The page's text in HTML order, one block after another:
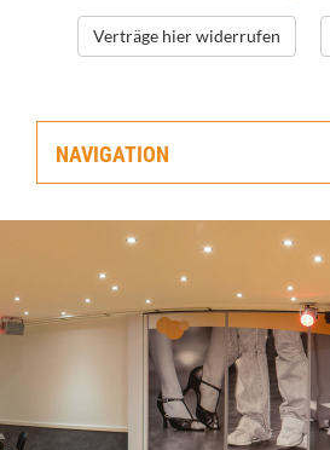
Verträge hier widerrufen
NAVIGATION